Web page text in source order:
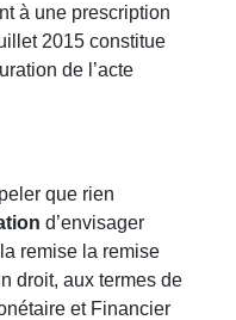
à une prescription
2015 constitue
de l’acte
que rien
d’envisager
remise la remise
droit, aux termes de
et Financier